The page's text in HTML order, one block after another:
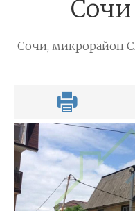
Сочи, микрорайон